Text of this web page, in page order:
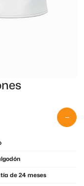
de 24 meses